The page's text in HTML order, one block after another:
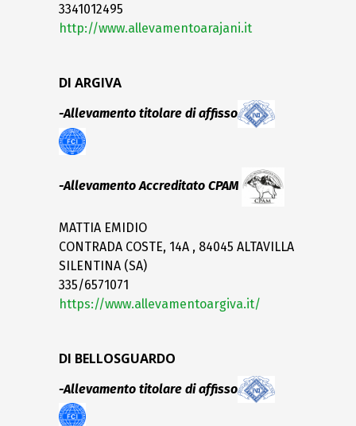
3341012495
http://www.allevamentoarajani.it
DI ARGIVA
-Allevamento titolare di affisso
-Allevamento Accreditato CPAM
MATTIA EMIDIO
CONTRADA COSTE, 14A , 84045 ALTAVILLA
SILENTINA (SA)
335/6571071
https://www.allevamentoargiva.it/
DI BELLOSGUARDO
-Allevamento titolare di affisso